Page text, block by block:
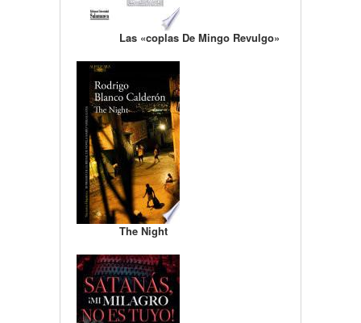
Las «coplas De Mingo Revulgo»
The Night